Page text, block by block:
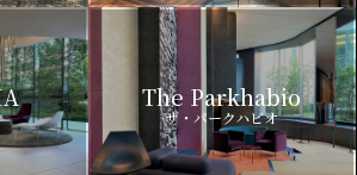
The Parkhabio
ザ・パークハビオ